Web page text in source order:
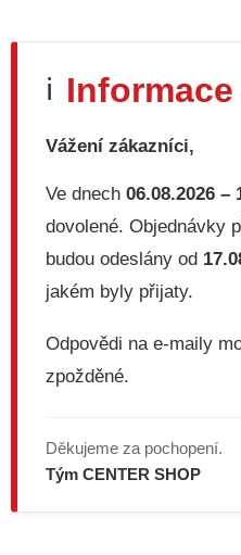
ℹ️
Vážení zákazníci,
Ve dnech 06.08.2026 –
dovolené. Objednávky
budou odeslány od
jakém byly přijaty.
Odpovědi na e-maily
zpožděné.
Děkujeme za pochopení.
Tým CENTER SHOP